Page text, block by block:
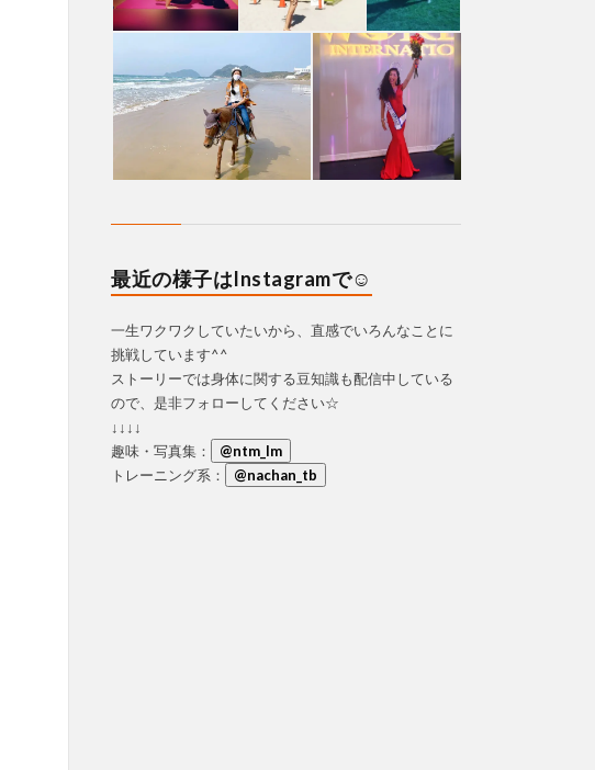
最近の様子はInstagramで☺
一生ワクワクしていたいから、直感でいろんなことに
挑戦しています^^
ストーリーでは身体に関する豆知識も配信中している
ので、是非フォローしてください☆
↓↓↓↓
趣味・写真集：
@ntm_lm
トレーニング系：
@nachan_tb